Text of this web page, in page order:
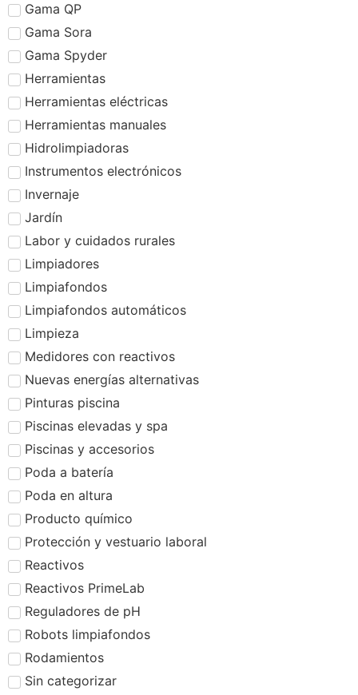
Gama QP
Gama Sora
Gama Spyder
Herramientas
Herramientas eléctricas
Herramientas manuales
Hidrolimpiadoras
Instrumentos electrónicos
Invernaje
Jardín
Labor y cuidados rurales
Limpiadores
Limpiafondos
Limpiafondos automáticos
Limpieza
Medidores con reactivos
Nuevas energías alternativas
Pinturas piscina
Piscinas elevadas y spa
Piscinas y accesorios
Poda a batería
Poda en altura
Producto químico
Protección y vestuario laboral
Reactivos
Reactivos PrimeLab
Reguladores de pH
Robots limpiafondos
Rodamientos
Sin categorizar